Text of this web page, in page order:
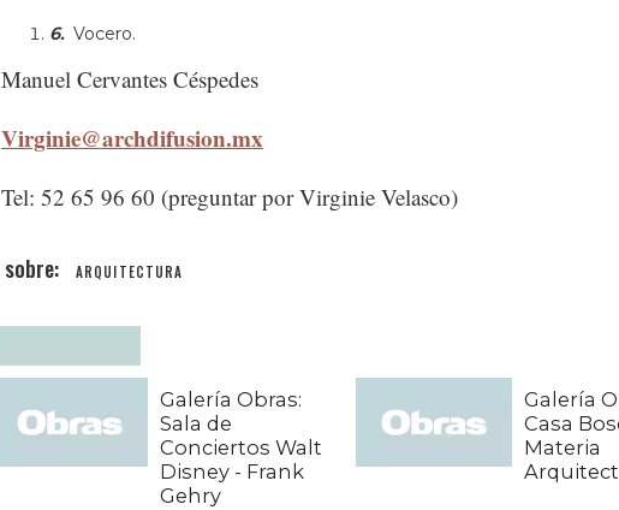
6. Vocero.
Manuel Cervantes Céspedes
Virginie@archdifusion.mx
Tel: 52 65 96 60 (preguntar por Virginie Velasco)
ARQUITECTURA
Galería Obras:
Sala de
Conciertos Walt
Disney - Frank
Gehry
Galería
Casa
Materia